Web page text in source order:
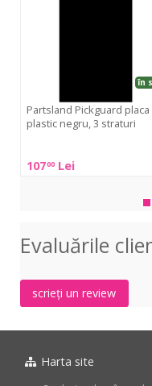
Partsland Pickguard placa
plastic negru, 3 straturi
10700 Lei
în
Pickguard
3
straturi
Evaluările
scrieți un review
Harta site